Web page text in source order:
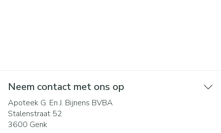
Neem contact met ons op
Apoteek G. En J. Bijnens BVBA
Stalenstraat 52
3600 Genk